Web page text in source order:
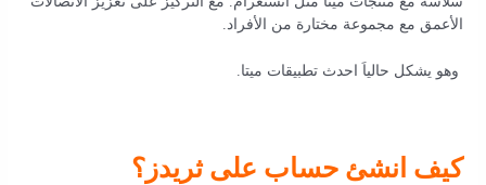
الأعمق مع مجموعة مختارة من الأفراد.
وهو يشكل حالياَ احدث تطبيقات ميتا.
كيف انشئ حساب على ثريدز؟